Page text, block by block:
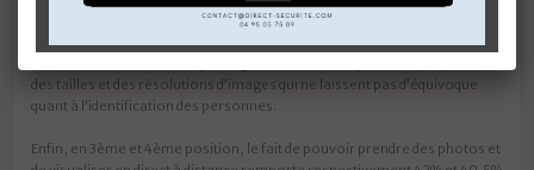
Vient ensuite pour 56,2% des sondés la possibilité de disposer des
images de l’intrusion et de la reconnaissance des individus. Chez Video-
des tailles et des résolutions d’images qui ne laissent pas d’équivoque
quant à l’identification des personnes.
Enfin, en 3ème et 4ème position, le fait de pouvoir prendre des photos et